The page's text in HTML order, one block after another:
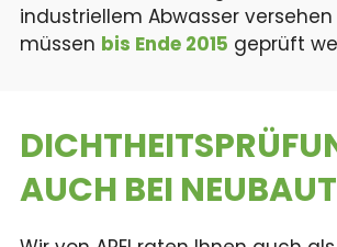
industriellem Abwasser
müssen bis Ende 2015 geprüft
AUCH BEI